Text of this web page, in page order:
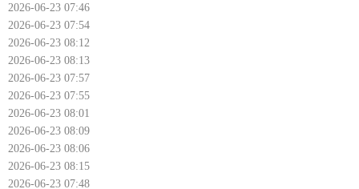
2026-06-23 07:46
2026-06-23 07:54
2026-06-23 08:12
2026-06-23 08:13
2026-06-23 07:57
2026-06-23 07:55
2026-06-23 08:01
2026-06-23 08:09
2026-06-23 08:06
2026-06-23 08:15
2026-06-23 07:48